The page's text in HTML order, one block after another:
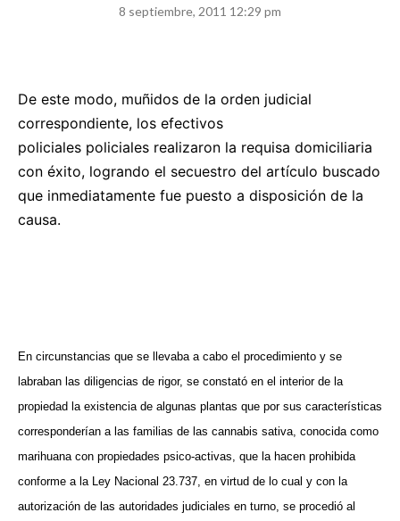
8 septiembre, 2011 12:29 pm
De este modo, muñidos de la orden judicial
correspondiente, los efectivos
policiales policiales realizaron la requisa domiciliaria
con éxito, logrando el secuestro del artículo buscado
que inmediatamente fue puesto a disposición de la
causa.
En circunstancias que se llevaba a cabo el procedimiento y se
labraban las diligencias de rigor, se constató en el interior de la
propiedad la existencia de algunas plantas que por sus características
corresponderían a las familias de las cannabis sativa, conocida como
marihuana con propiedades psico-activas, que la hacen prohibida
conforme a la Ley Nacional 23.737, en virtud de lo cual y con la
autorización de las autoridades judiciales en turno, se procedió al